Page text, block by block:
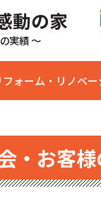
動の家
実績 ～
フォーム・リノベ
・お客